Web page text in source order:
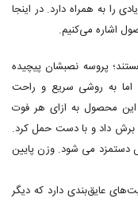
را به همراه دارد. در اینجا
اشاره می‌کنیم.
پروسه نصبشان پیچیده
اما به روشی سریع و راحت
محصول به ازای هر فوت
داد و با دست حمل کرد.
دستمزد می شود. وزن پایین
عایق‌بندی دارد که دیگر